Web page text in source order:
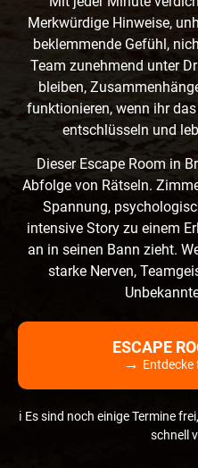
Merkwürdige Hinweise,
beklemmende Gefühl,
Team zunehmend unter
bleiben,
funktionieren, wenn ihr
entschlüsseln und
Dieser Escape Room in
Abfolge von Rätseln.
Spannung,
intensive Story zu einem
an in seinen Bann zieht.
starke Nerven,
ESCAPE
→ Entdecke
ℹ️ Es sind noch einige Termine
schnell